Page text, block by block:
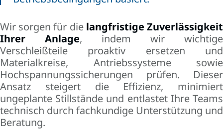
Wir sorgen für die langfristige Zuverlässigkeit
Ihrer Anlage, indem wir wichtige
Verschleißteile proaktiv ersetzen und
Materialkreise, Antriebssysteme sowie
Hochspannungssicherungen prüfen. Dieser
Ansatz steigert die Effizienz, minimiert
ungeplante Stillstände und entlastet Ihre Teams
technisch durch fachkundige Unterstützung und
Beratung.